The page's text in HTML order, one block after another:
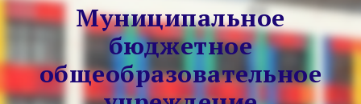
Муниципальное
бюджетное
общеобразовательное